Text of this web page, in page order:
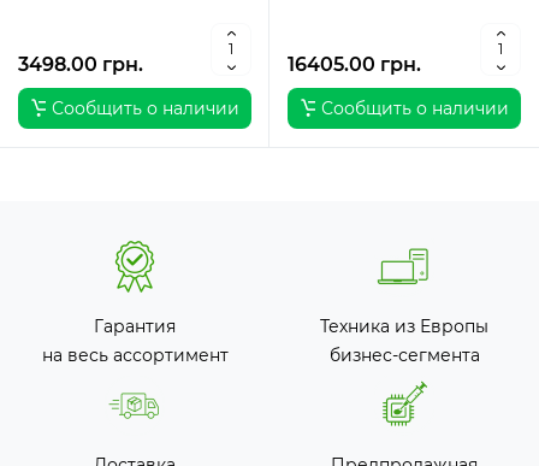
3498.00 грн.
Сообщить о наличии
16405.00 грн.
Сообщить о наличии
Гарантия
на весь ассортимент
Техника из Европы
бизнес-сегмента